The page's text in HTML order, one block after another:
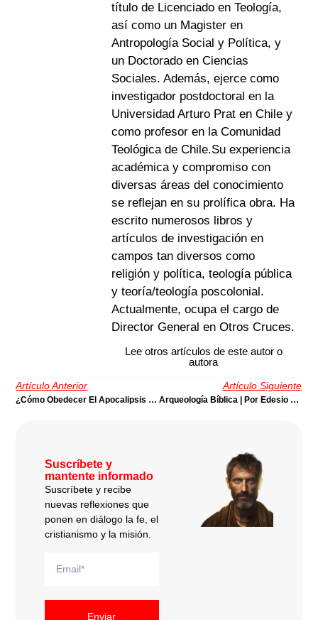
título de Licenciado en Teología,
así como un Magister en
Antropología Social y Política, y
un Doctorado en Ciencias
Sociales. Además, ejerce como
investigador postdoctoral en la
Universidad Arturo Prat en Chile y
como profesor en la Comunidad
Teológica de Chile.Su experiencia
académica y compromiso con
diversas áreas del conocimiento
se reflejan en su prolífica obra. Ha
escrito numerosos libros y
artículos de investigación en
campos tan diversos como
religión y política, teología pública
y teoría/teología poscolonial.
Actualmente, ocupa el cargo de
Director General en Otros Cruces.
Lee otros artículos de este autor o
autora
Artículo Anterior
¿Cómo Obedecer El Apocalipsis Hoy? | Por Juan Stam
Artículo Siguiente
Arqueología Bíblica | Por Edesio Sánchez Cetina
Suscríbete y
mantente informado
Suscríbete y recibe
nuevas reflexiones que
ponen en diálogo la fe, el
cristianismo y la misión.
Enviar